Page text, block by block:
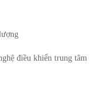
điều khiển trung tâm